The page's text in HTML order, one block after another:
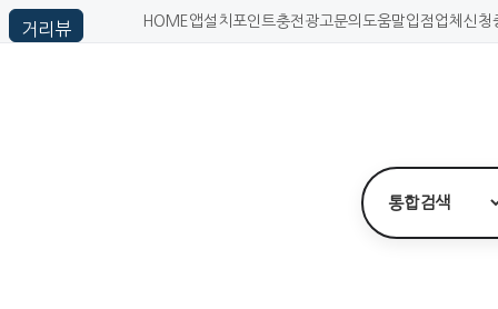
HOME 앱설치 포인트충전 광고문의 도움말입점업체신청